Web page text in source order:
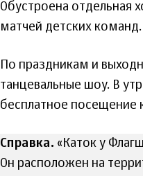
Обустроена отдельная
матчей детских команд.
По праздникам и
танцевальные шоу. В
бесплатное посещение
Справка. «Каток у
Он расположен на